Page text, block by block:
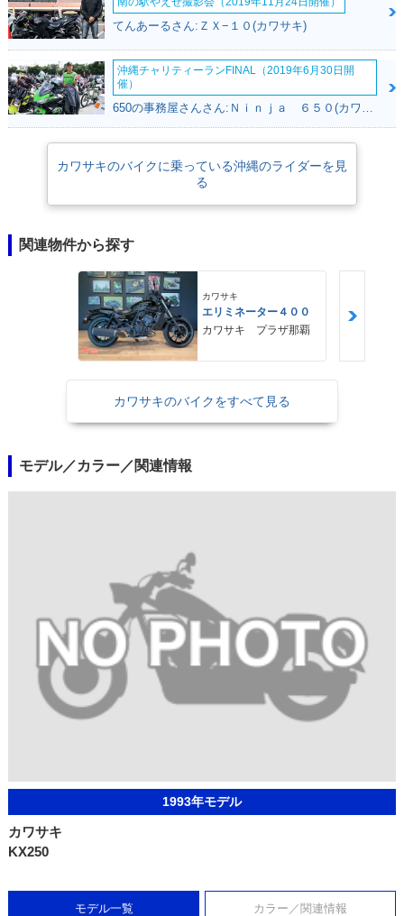
ームは2024年にモデルチェンジを受けたKX450用をベースにしたアルミ
ペリメターを採用し、燃料噴射のためのインジェクターをデュアル（2か
所）配置。オンオフ可能なトラクションコントロールを採用し、エンジン
マップの選択もできるようになった。そして、2027年モデルのKX250
は、その名称を、KX250Fに改めた（戻した）。この年に2ストロークエ
ンジンを搭載したフルサイズのモトクロス/エンデューロレーサー、
てんあーるさん:ＺＸ−１０(カワサキ)
沖縄チャリティーランFINAL（2019年6月30日開
催）
650の事務屋さんさん:Ｎｉｎｊａ ６５０(カワサキ)
カワサキのバイクに乗っている沖縄のライダーを見
る
関連物件から探す
カワサキ
エリミネーター４００
カワサキ プラザ那覇
カワサキのバイクをすべて見る
モデル／カラー／関連情報
1993年モデル
カワサキ
KX250
モデル一覧 カラー／関連情報